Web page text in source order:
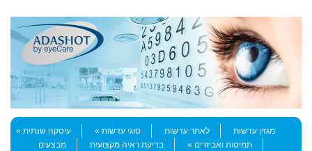
Menu
Skip to content
מגזין עדשות
לאתר עדשות סוגי עדשות
עיסקה שנתית
תמיסות ואביזרים
בדיקת ראיה מקצועית
מבצעים